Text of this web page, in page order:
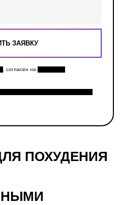
, согласен на
ПОХУДЕНИЯ